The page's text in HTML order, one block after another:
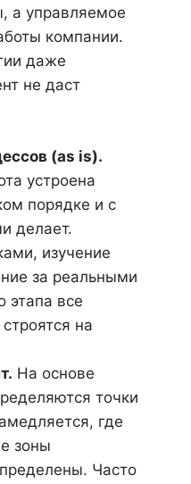
а управляемое
компании.
даже
не даст
(as is).
устроена
порядке и с
делает.
изучение
за реальными
этапа все
на
На основе
точки
где
зоны
Часто